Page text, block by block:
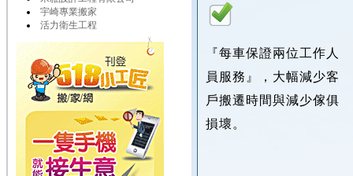
宇崎專業搬家
活力衛生工程
『每車保證兩位工作人
員服務』，大幅減少客
戶搬遷時間與減少傢俱
損壞。